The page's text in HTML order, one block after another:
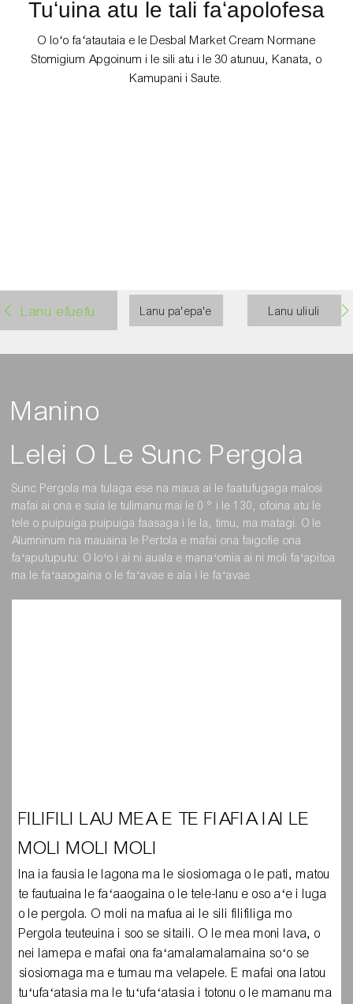
Tuʻuina atu le tali faʻapolofesa
O loʻo faʻatautaia e le Desbal Market Cream Normane
Stomigium Apgoinum i le sili atu i le 30 atunuu, Kanata, o
Kamupani i Saute.
Lanu efuefu Lanu pa'epa'e Lanu uliuli
Manino
Lelei O Le Sunc Pergola
Sunc Pergola ma tulaga ese na maua ai le faatufugaga malosi
mafai ai ona e suia le tulimanu mai le 0 ° i le 130, ofoina atu le
tele o puipuiga puipuiga faasaga i le la, timu, ma matagi. O le
Alumninum na mauaina le Pertola e mafai ona faigofie ona
faʻaputuputu: O loʻo i ai ni auala e manaʻomia ai ni moli faʻapitoa
ma le faʻaaogaina o le faʻavae e ala i le faʻavae
FILIFILI LAU MEA E TE FIAFIA IAI LE
MOLI MOLI MOLI
Ina ia fausia le lagona ma le siosiomaga o le pati, matou
te fautuaina le faʻaaogaina o le tele-lanu e oso aʻe i luga
o le pergola. O moli na mafua ai le sili filifiliga mo
Pergola teuteuina i soo se sitaili. O le mea moni lava, o
nei lamepa e mafai ona faʻamalamalamaina soʻo se
siosiomaga ma e tumau ma velapele. E mafai ona latou
tuʻufaʻatasia ma le tuʻufaʻatasia i totonu o le mamanu ma